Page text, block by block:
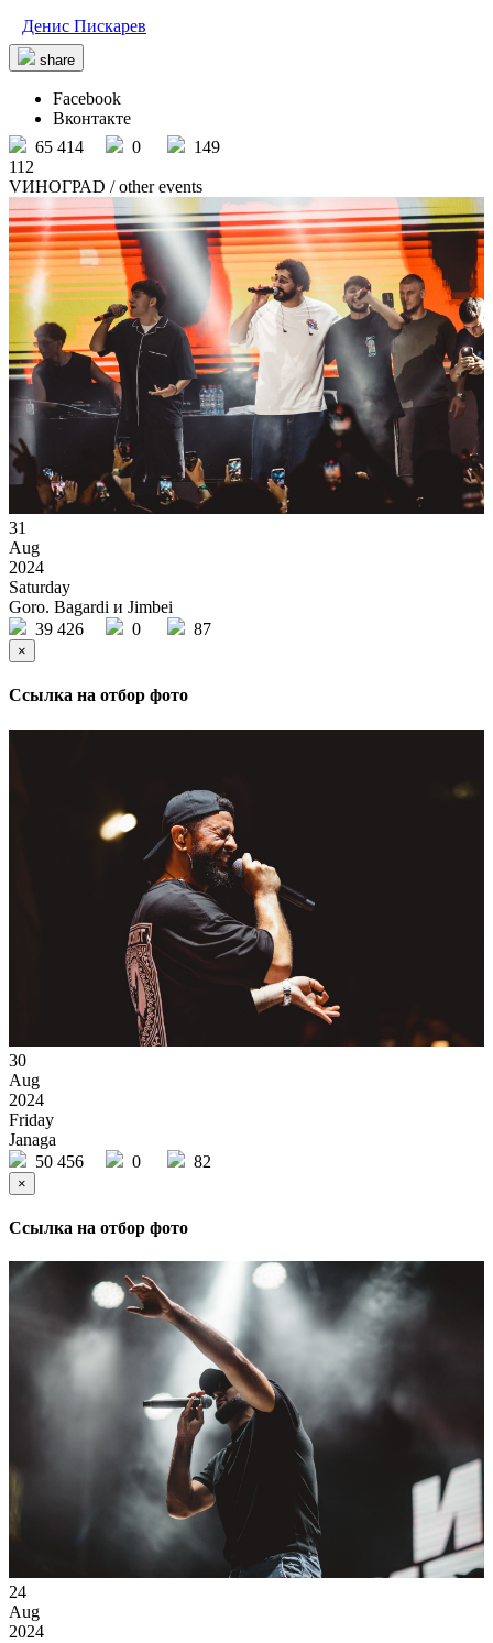
Денис Пискарев
share
Facebook
Вконтакте
65 414
0
149
112
VИНОГРАD / other events
31
Aug
2024
Saturday
Goro. Bagardi и Jimbei
39 426
0 87
×
Ссылка на отбор фото
30
Aug
2024
Friday
Janaga
50 456
0 82
×
Ссылка на отбор фото
24
Aug
2024